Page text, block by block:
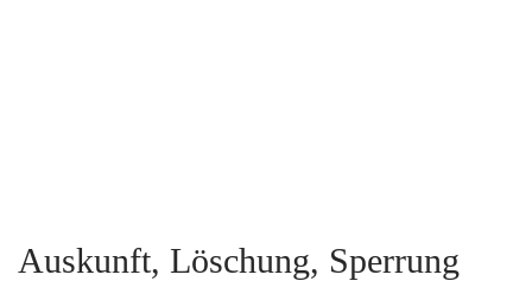
Auskunft, Löschung, Sperrung